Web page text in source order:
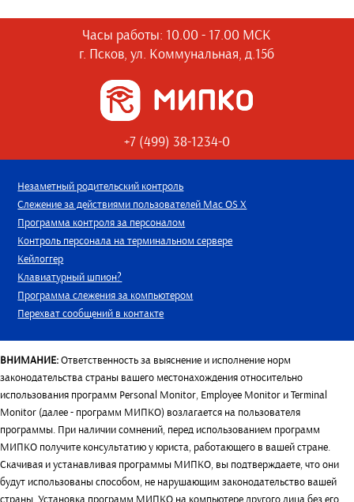
Часы работы: 10.00 - 17.00 МСК
г. Псков, ул. Коммунальная, д.15б
+7 (499) 38-1234-0
Незаметный родительский контроль
Слежение за действиями пользователей Mac OS X
Программа контроля за персоналом
Контроль персонала на терминальном сервере
Кейлоггер
Клавиатурный шпион?
Программа слежения за компьютером
Перехват сообщений в контакте
ВНИМАНИЕ:Ответственность за выяснение и исполнение норм
законодательства страны вашего местонахождения относительно
использования программ Personal Monitor, Employee Monitor и Terminal
Monitor (далее - программ МИПКО) возлагается на пользователя
программы. При наличии сомнений, перед использованием программ
МИПКО получите консультатию у юриста, работающего в вашей стране.
Скачивая и устанавливая программы МИПКО, вы подтверждаете, что они
будут использованы способом, не нарушающим законодательство вашей
страны. Установка программ МИПКО на компьютере другого лица без его